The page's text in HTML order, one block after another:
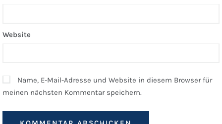
Website
Name, E-Mail-Adresse und Website in diesem Browser für
meinen nächsten Kommentar speichern.